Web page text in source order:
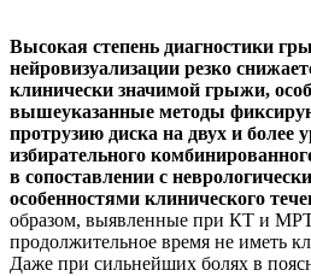
Высокая степень диагностики
нейровизуализации резко
клинически значимой грыжи,
вышеуказанные методы
протрузию диска на двух и более
избирательного
в сопоставлении с
особенностями клинического
образом, выявленные при КТ и
продолжительное время не иметь
Даже при сильнейших болях в